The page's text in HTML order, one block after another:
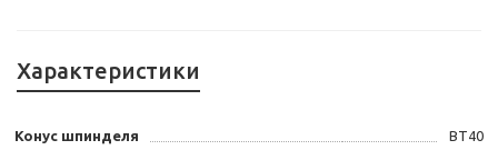
Характеристики
Конус шпинделя BT40